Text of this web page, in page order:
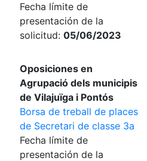
Fecha límite de
presentación de la
solicitud: 05/06/2023
Oposiciones en
Agrupació dels municipis
de Vilajuïga i Pontós
Borsa de treball de places
de Secretari de classe 3a
Fecha límite de
presentación de la